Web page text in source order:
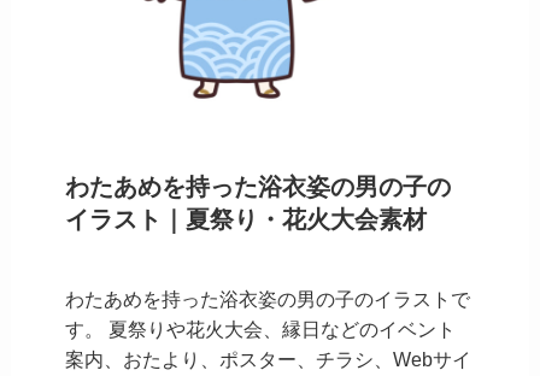
わたあめを持った浴衣姿の男の子の
イラスト｜夏祭り・花火大会素材
わたあめを持った浴衣姿の男の子のイラストで
す。 夏祭りや花火大会、縁日などのイベント
案内、おたより、ポスター、チラシ、Webサイ